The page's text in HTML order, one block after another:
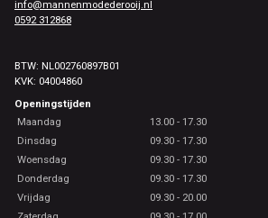
info@mannenmodederooij.nl
0592 312868
BTW: NL002760897B01
KVK: 04004860
Openingstijden
Maandag
13.00 - 17.30
Dinsdag
09.30 - 17.30
Woensdag
09.30 - 17.30
Donderdag
09.30 - 17.30
Vrijdag
09.30 - 20.00